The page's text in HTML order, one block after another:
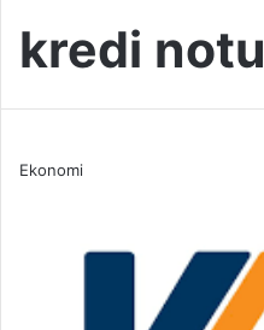
kredi notu
Ekonomi